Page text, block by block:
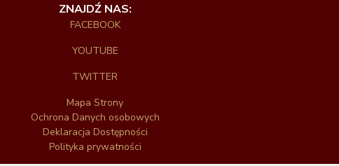
ZNAJDŹ NAS:
FACEBOOK
YOUTUBE
TWITTER
Mapa Strony
Ochrona Danych osobowych
Deklaracja Dostępności
Polityka prywatności